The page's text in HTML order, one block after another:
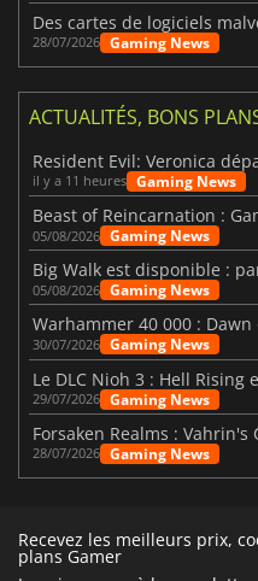
28/07/2026 Gaming News
ACTUALITÉS, BONS
il y a 11 heures Gaming News
05/08/2026 Gaming News
05/08/2026 Gaming News
30/07/2026 Gaming News
29/07/2026 Gaming News
28/07/2026 Gaming News
Recevez les meilleurs prix,
plans Gamer